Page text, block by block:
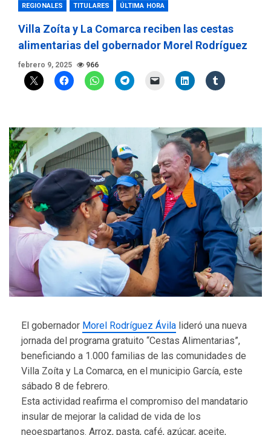
REGIONALES TITULARES ÚLTIMA HORA
Villa Zoíta y La Comarca reciben las cestas
alimentarias del gobernador Morel Rodríguez
febrero 9, 2025 966
El gobernador Morel Rodríguez Ávila lideró una nueva
jornada del programa gratuito “Cestas Alimentarias”,
beneficiando a 1.000 familias de las comunidades de
Villa Zoíta y La Comarca, en el municipio García, este
sábado 8 de febrero.
Esta actividad reafirma el compromiso del mandatario
insular de mejorar la calidad de vida de los
neoespartanos. Arroz, pasta, café, azúcar, aceite,